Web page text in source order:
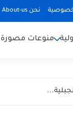
نحن About-us
منوعات مصورة